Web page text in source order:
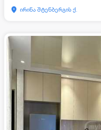
ირინა შტენბერგის ქ.